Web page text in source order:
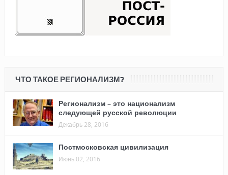
ЧТО ТАКОЕ РЕГИОНАЛИЗМ?
Регионализм – это национализм
следующей русской революции
Декабрь 28, 2016
Постмосковская цивилизация
Июнь 02, 2016